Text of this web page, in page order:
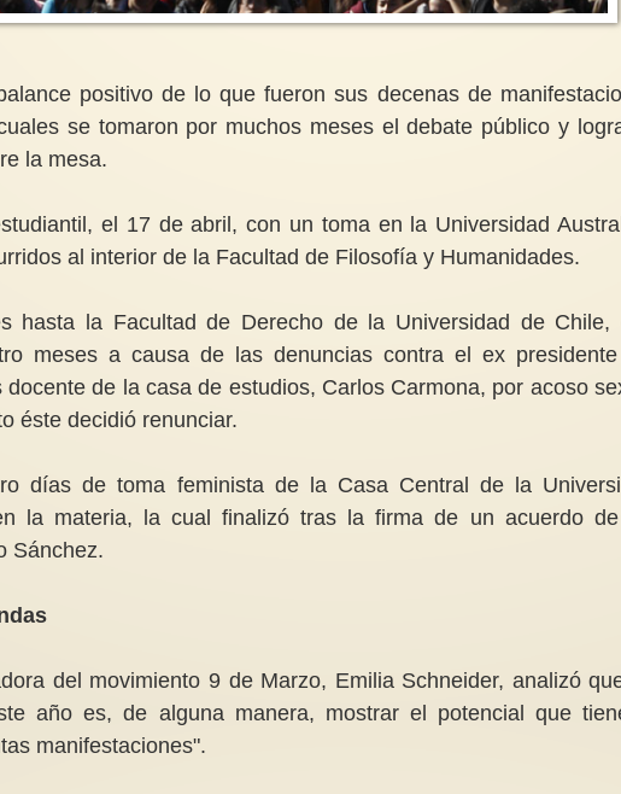
positivo de lo que fueron sus decenas de
se tomaron por muchos meses el debate público y
la mesa.
el 17 de abril, con un toma en la Universidad
al interior de la Facultad de Filosofía y Humanidades.
hasta la Facultad de Derecho de la Universidad de Chile,
meses a causa de las denuncias contra el ex
de la casa de estudios, Carlos Carmona, por acoso
éste decidió renunciar.
días de toma feminista de la Casa Central de la
la materia, la cual finalizó tras la firma de un acuerdo
Sánchez.
del movimiento 9 de Marzo, Emilia Schneider, analizó
año es, de alguna manera, mostrar el potencial que
manifestaciones".
Recuento global del último
trimestre respecto a negativos y
positivos en los derechos de las...
El principio en el
una enfermedad
En los últimos días
comenzamos a
año, y nos